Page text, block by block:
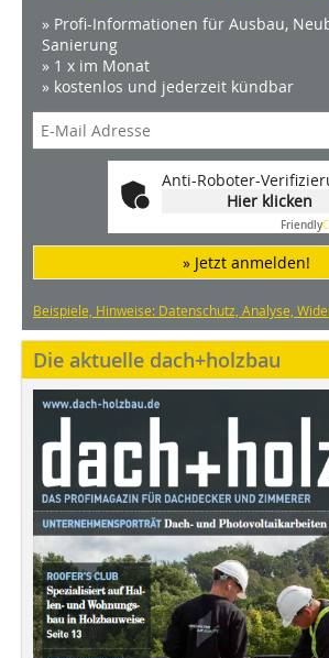
» Profi-Informationen für Ausbau,
Sanierung
» 1 x im Monat
» kostenlos und jederzeit kündbar
Anti-Roboter-
Hier klicken
Friendly
» Jetzt anmelden!
Beispiele, Hinweise: Datenschutz, Analyse,
Die aktuelle dach+holzbau